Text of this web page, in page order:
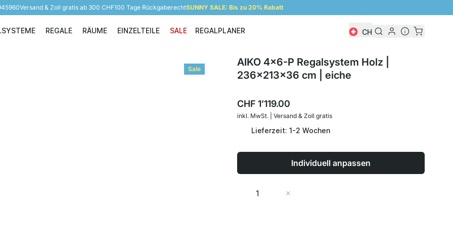
Versand & Zoll gratis ab 300 CHF100 Tage RückgaberechtSUNNY SALE: Bis zu 20% Rabatt
Regalsysteme
REGALE
Regale
RÄUME
Räume
EINZELTEILE
Einzelteile
SALE REGALPLANER CH
Sale
AIKO 4x6-P Regalsystem Holz |
236x213x36 cm | eiche
CHF 1’119.00
inkl. MwSt. | Versand & Zoll gratis
Lieferzeit: 1-2 Wochen
Individuell anpassen
Menge